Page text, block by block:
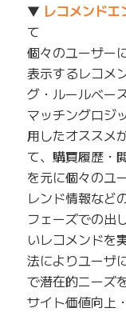
▼ レコメンドエ
て
個々のユーザー
表示するレコメ
グ・ルールベー
マッチングロジ
用したオススメ
て、購買履歴・
を元に個々のユ
レンド情報など
フェーズでの出
いレコメンドを
法によりユーザ
で潜在的ニーズ
サイト価値向上